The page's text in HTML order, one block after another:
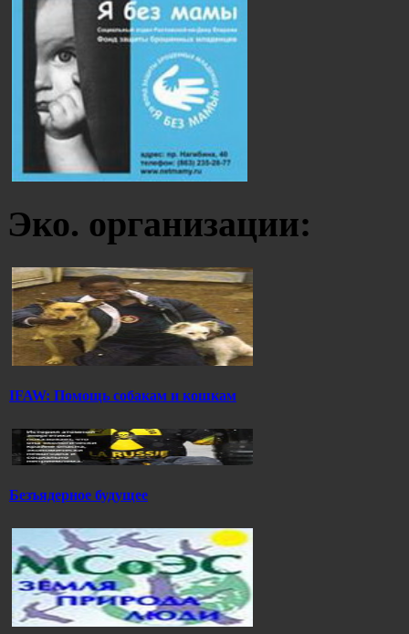
Эко. организации:
IFAW: Помощь собакам и кошкам
Безъядерное будущее